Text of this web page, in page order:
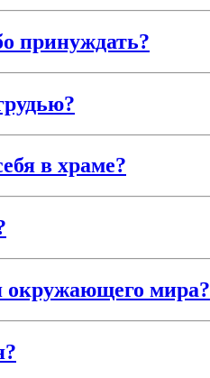
принуждать?
в храме?
окружающего мира?